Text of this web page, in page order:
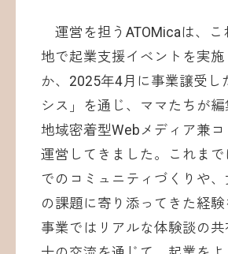
運営を担うATOMicaは、こ
地で起業支援イベントを実施
か、2025年4月に事業譲受し
シス」を通じ、ママたちが編
地域密着型Webメディア兼
運営してきました。これま
でのコミュニティづくりや
の課題に寄り添ってきた経
事業ではリアルな体験談の共